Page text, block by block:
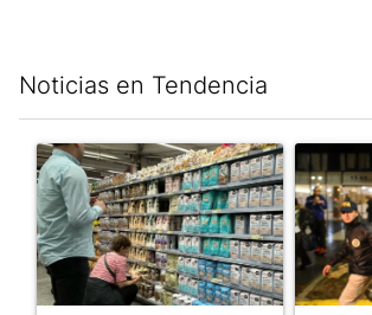
Noticias en Tendencia
Un artículo de tendencia con el título
Un